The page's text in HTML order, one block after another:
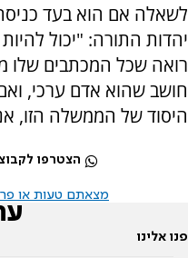
לשאלה אם הוא בעד כניסת
יהדות התורה: "יכול
רואה שכל המכתבים שלו
חושב שהוא אדם ערכי,
היסוד של הממשלה הזו,
הצטרפו
מצאתם טעות או
פנו אלינו